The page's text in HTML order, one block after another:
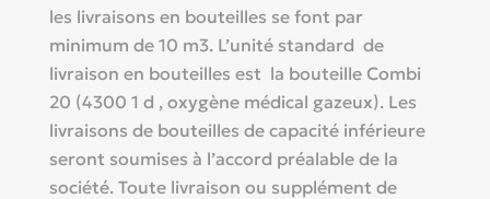
les livraisons en bouteilles se font par
minimum de 10 m3. L’unité standard de
livraison en bouteilles est la bouteille Combi
20 (4300 1 d ‚ oxygène médical gazeux). Les
livraisons de bouteilles de capacité inférieure
seront soumises à l’accord préalable de la
société. Toute livraison ou supplément de